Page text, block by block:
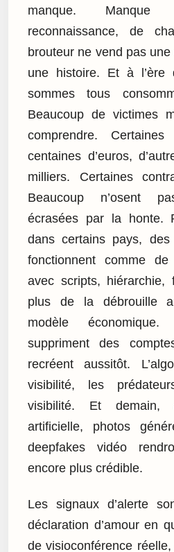
manque. Manque
reconnaissance, de
brouteur ne vend pas
une histoire. Et à l’ère
sommes tous
Beaucoup de victimes
comprendre.
centaines d’euros,
milliers. Certaines
Beaucoup n’osent
écrasées par la honte.
dans certains pays, des
fonctionnent comme de
avec scripts, hiérarchie,
plus de la débrouille
modèle
suppriment des
recréent aussitôt.
visibilité, les
visibilité. Et demain,
artificielle, photos
deepfakes vidéo
encore plus crédible.
Les signaux d’alerte
déclaration d’amour en
de visioconférence réelle,